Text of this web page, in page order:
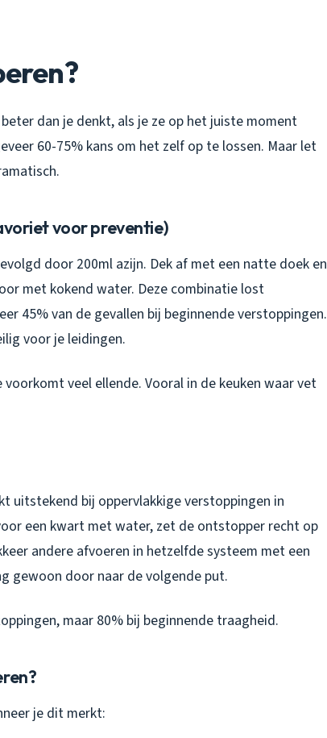
dan je denkt, als je ze op het juiste moment
60-75% kans om het zelf op te lossen. Maar let
voor preventie)
door 200ml azijn. Dek af met een natte doek en
met kokend water. Deze combinatie lost
45% van de gevallen bij beginnende verstoppingen.
voor je leidingen.
veel ellende. Vooral in de keuken waar vet
uitstekend bij oppervlakkige verstoppingen in
een kwart met water, zet de ontstopper recht op
andere afvoeren in hetzelfde systeem met een
gewoon door naar de volgende put.
maar 80% bij beginnende traagheid.
je dit merkt: